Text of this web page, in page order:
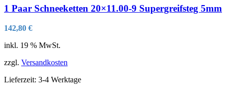
1 Paar Schneeketten 20×11.00-9 Supergreifsteg 5mm
142,80 €
inkl. 19 % MwSt.
zzgl. Versandkosten
Lieferzeit: 3-4 Werktage